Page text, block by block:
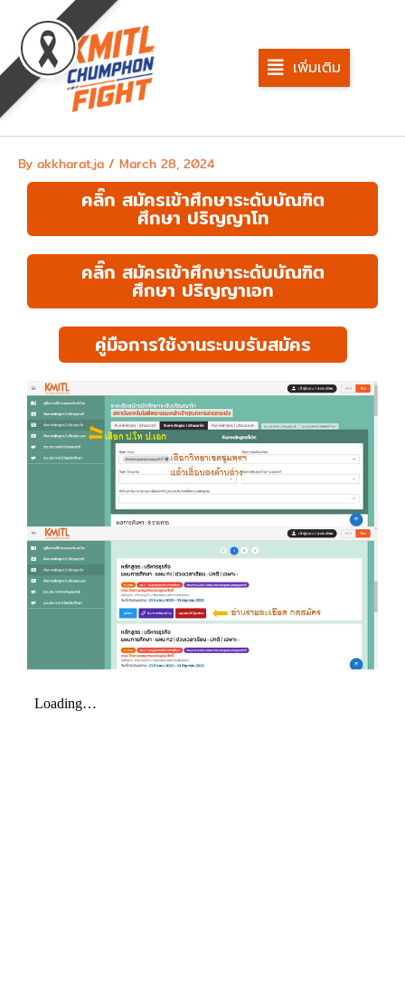
content
เพิ่มเติม
By akkharat.ja / March 28, 2024
คลิ๊ก สมัครเข้าศึกษาระดับบัณฑิต
ศึกษา ปริญญาโท
คลิ๊ก สมัครเข้าศึกษาระดับบัณฑิต
ศึกษา ปริญญาเอก
คู่มือการใช้งานระบบรับสมัคร